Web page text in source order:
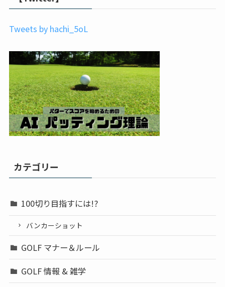
Tweets by hachi_5oL
カテゴリー
100切り目指すには!?
バンカーショット
GOLF マナー＆ルール
GOLF 情報 & 雑学